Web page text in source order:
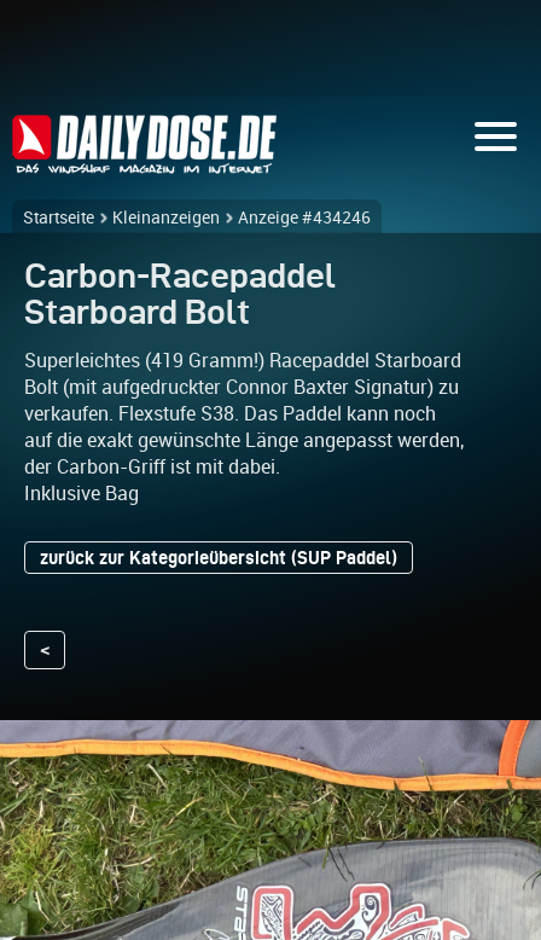
Startseite Kleinanzeigen Anzeige #434246
Carbon-Racepaddel
Starboard Bolt
Superleichtes (419 Gramm!) Racepaddel Starboard
Bolt (mit aufgedruckter Connor Baxter Signatur) zu
verkaufen. Flexstufe S38. Das Paddel kann noch
auf die exakt gewünschte Länge angepasst werden,
der Carbon-Griff ist mit dabei.
Inklusive Bag
zurück zur Kategorieübersicht (SUP Paddel)
<